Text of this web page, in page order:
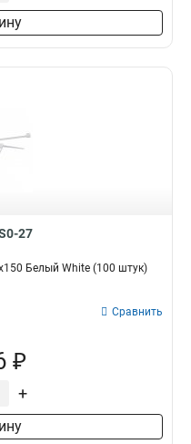
27
Белый White (100 штук)
Сравнить
₽
+